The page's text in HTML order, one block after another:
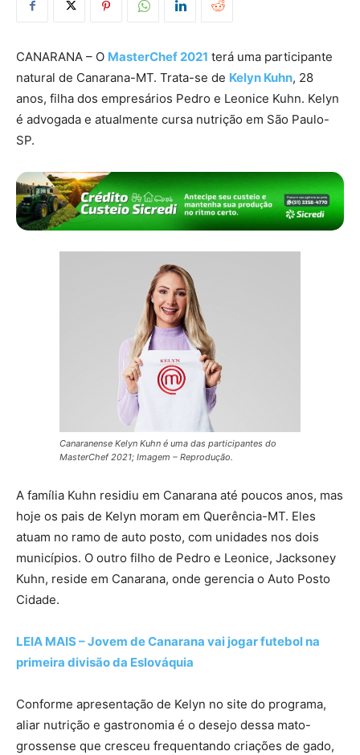
CANARANA – O MasterChef 2021 terá uma participante
natural de Canarana-MT. Trata-se de Kelyn Kuhn, 28
anos, filha dos empresários Pedro e Leonice Kuhn. Kelyn
é advogada e atualmente cursa nutrição em São Paulo-
SP.
Canaranense Kelyn Kuhn é uma das participantes do
MasterChef 2021; Imagem – Reprodução.
A família Kuhn residiu em Canarana até poucos anos, mas
hoje os pais de Kelyn moram em Querência-MT. Eles
atuam no ramo de auto posto, com unidades nos dois
municípios. O outro filho de Pedro e Leonice, Jacksoney
Kuhn, reside em Canarana, onde gerencia o Auto Posto
Cidade.
LEIA MAIS – Jovem de Canarana vai jogar futebol na
primeira divisão da Eslováquia
Conforme apresentação de Kelyn no site do programa,
aliar nutrição e gastronomia é o desejo dessa mato-
grossense que cresceu frequentando criações de gado,